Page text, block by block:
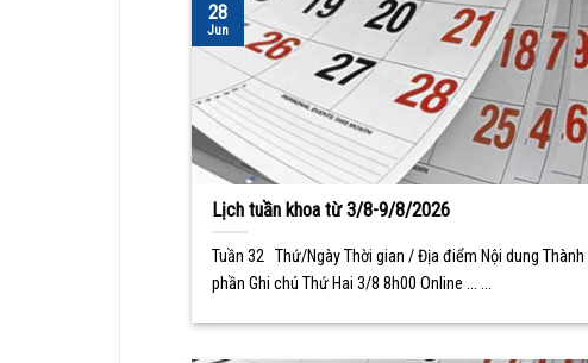
Lịch tuần khoa từ 3/8-9/8/2026
Tuần 32 Thứ/Ngày Thời gian / Địa điểm Nội dung Thành
phần Ghi chú Thứ Hai 3/8 8h00 Online ... ...
28
Jun